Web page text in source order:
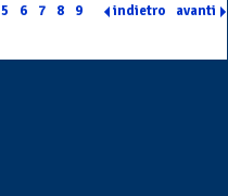
5 6 7 8 9 indietro avanti